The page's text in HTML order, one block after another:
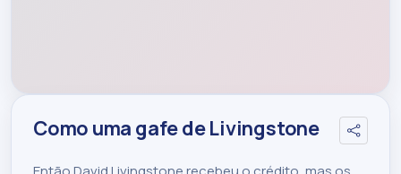
Como uma gafe de Livingstone